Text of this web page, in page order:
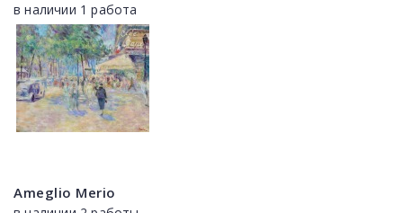
в наличии 1 работа
Ameglio Merio